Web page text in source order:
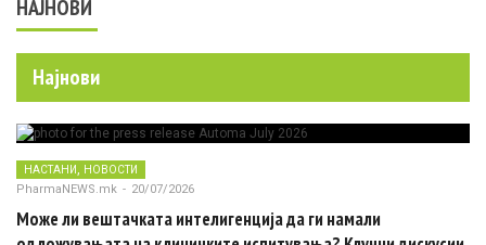
НАЈНОВИ
Најнови
НАСТАНИ, НОВОСТИ
PharmaNEWS.mk - 20/07/2026
Може ли вештачката интелигенција да ги намали